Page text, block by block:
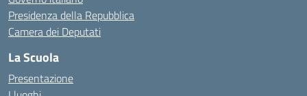
Presidenza della Repubblica
Camera dei Deputati
La Scuola
Presentazione